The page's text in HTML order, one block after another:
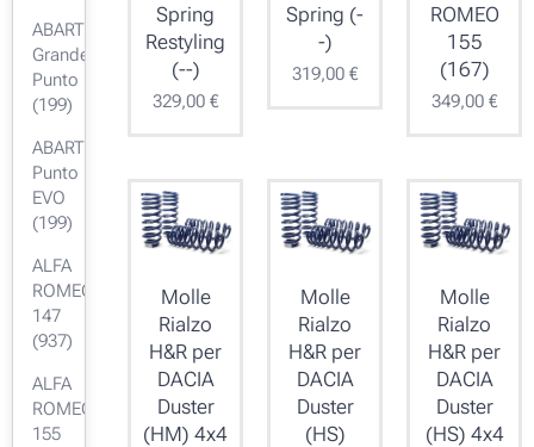
ABARTH
Grande
Punto
(199)
ABARTH
Punto
EVO
(199)
ALFA
ROMEO
147
(937)
ALFA
ROMEO
155
Spring
Restyling
(--)
329,00€
Spring (-
-)
319,00€
ROMEO
155
(167)
349,00€
Molle
Rialzo
H&R per
DACIA
Duster
(HM) 4x4
Molle
Rialzo
H&R per
DACIA
Duster
(HS)
Molle
Rialzo
H&R per
DACIA
Duster
(HS) 4x4